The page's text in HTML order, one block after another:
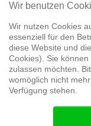
Home Shop
Sails Yachthandel
See
Seminare
Wir benutzen
Wir nutzen Cookies
essenziell für den
diese Website und
Cookies). Sie
zulassen möchten.
womöglich nicht
Verfügung stehen.